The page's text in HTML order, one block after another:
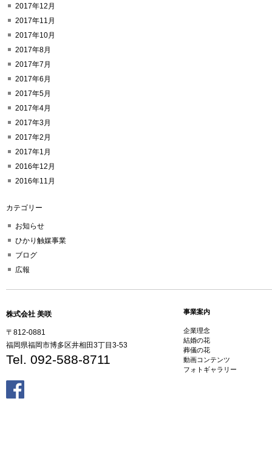
2017年12月
2017年11月
2017年10月
2017年8月
2017年7月
2017年6月
2017年5月
2017年4月
2017年3月
2017年2月
2017年1月
2016年12月
2016年11月
カテゴリー
お知らせ
ひかり触媒事業
ブログ
広報
株式会社 美咲
〒812-0881
福岡県福岡市博多区井相田3丁目3-53
Tel. 092-588-8711
事業案内
企業理念
結婚の花
葬儀の花
動画コンテンツ
フォトギャラリー